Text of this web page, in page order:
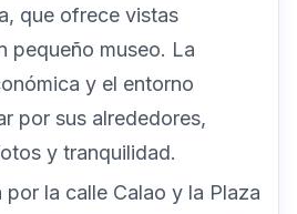
que ofrece vistas
pequeño museo. La
y el entorno
por sus alrededores,
y tranquilidad.
por la calle Calao y la Plaza